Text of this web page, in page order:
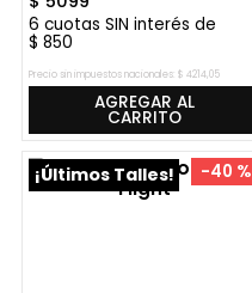
6 cuotas SIN interés de
$ 850
Precio sin impuestos nacionales: $ 4214,05
AGREGAR AL
CARRITO
-40 %
¡Últimos Talles!